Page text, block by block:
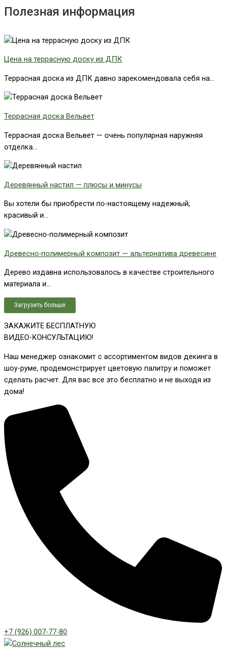
Полезная информация
Цена на террасную доску из ДПК
Террасная доска из ДПК давно зарекомендовала себя на...
Террасная доска Вельвет
Террасная доска Вельвет — очень популярная наружняя
отделка...
Деревянный настил — плюсы и минусы
Вы хотели бы приобрести по-настоящему надежный,
красивый и...
Древесно-полимерный композит — альтернатива древесине
Дерево издавна использовалось в качестве строительного
материала и...
Загрузить больше
ЗАКАЖИТЕ БЕСПЛАТНУЮ
ВИДЕО-КОНСУЛЬТАЦИЮ!
Наш менеджер ознакомит с ассортиментом видов декинга в
шоу-руме, продемонстрирует цветовую палитру и поможет
сделать расчет. Для вас все это бесплатно и не выходя из
дома!
+7 (926) 007-77-80